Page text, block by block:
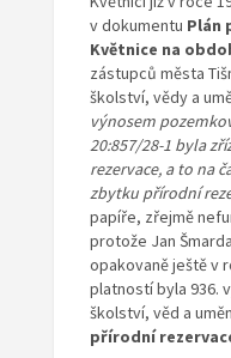
v dokumentu Plán
Květnice na
zástupců města
školství, vědy a
výnosem
20:857/28-1 byla
rezervace, a to na
zbytku přírodní
papíře, zřejmě
protože Jan
opakovaně ještě v
platností byla 936.
školství, věd a
přírodní